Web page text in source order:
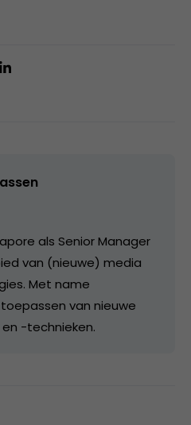
als Senior Manager
van (nieuwe) media
Met name
van nieuwe
-technieken.